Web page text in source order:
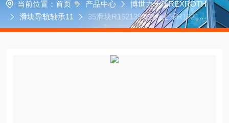
当前位置： 首页 产品中心
博世力士乐REXROTH
滑块导轨轴承11
35滑块R162139420力士乐R162139
320三菱电机MEMH8机床轴承